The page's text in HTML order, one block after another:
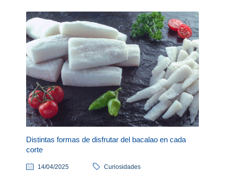
Distintas formas de disfrutar del bacalao en cada
corte
14/04/2025 Curiosidades